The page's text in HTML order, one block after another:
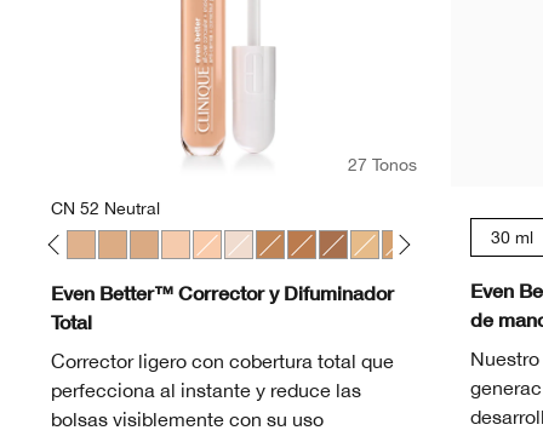
27 Tonos
CN 52 Neutral
Even Better™ Corrector y Difuminador
Total
Corrector ligero con cobertura total que
perfecciona al instante y reduce las
bolsas visiblemente con su uso
30 ml
Even
de